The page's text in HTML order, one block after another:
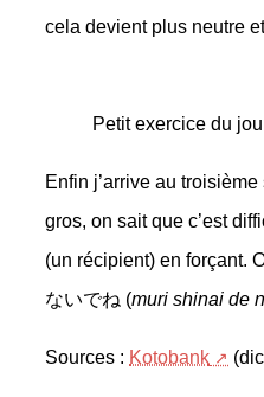
cela devient plus neutre
Petit exercice du
Enfin j’arrive au
gros, on sait que c’est
(un récipient) en forçant.
ないでね (muri shinai de
Sources : Kotobank